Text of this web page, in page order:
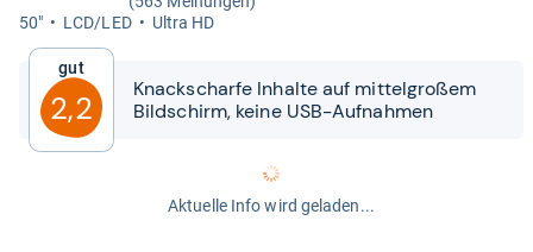
50"
LCD/LED Ultra HD
Gut
2,2
Knack­scharfe Inhalte auf mit­tel­großem
Bild­schirm, keine USB-​​Auf­nah­men
Aktuelle Info wird geladen...